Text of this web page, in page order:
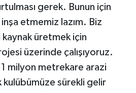
gerek. Bunun için
etmemiz lazım. Biz
üretmek için
üzerinde çalışıyoruz.
milyon metrekare arazi
kulübümüze sürekli gelir